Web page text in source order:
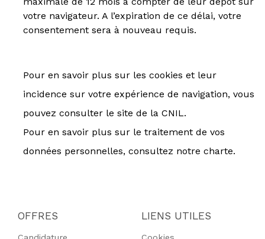
votre navigateur. A l’expiration de ce délai, votre
consentement sera à nouveau requis.
Pour en savoir plus sur les cookies et leur
incidence sur votre expérience de navigation, vous
pouvez consulter le site de la CNIL.
Pour en savoir plus sur le traitement de vos
données personnelles, consultez notre charte.
OFFRES LIENS UTILES